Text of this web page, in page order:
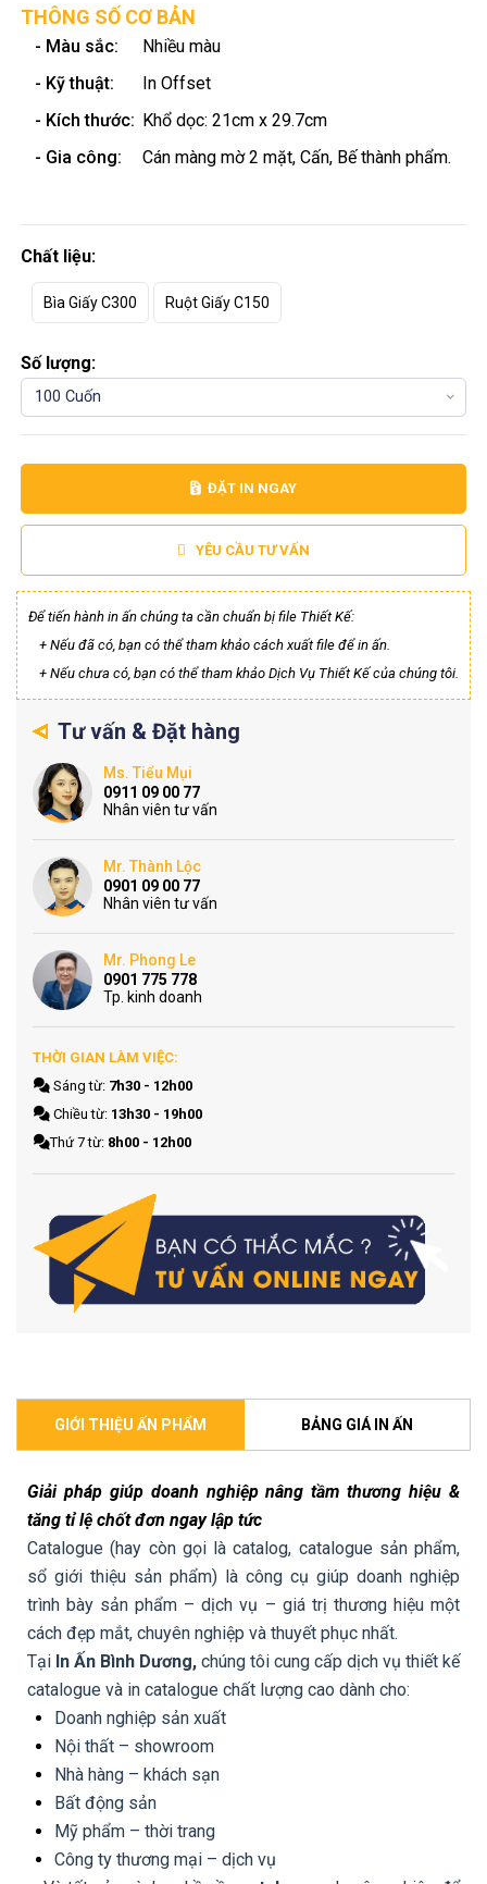
THÔNG SỐ CƠ BẢN
- Màu sắc:
Nhiều màu
- Kỹ thuật:
In Offset
- Kích thước: Khổ dọc: 21cm x 29.7cm
- Gia công:
Cán màng mờ 2 mặt, Cấn, Bế thành phẩm.
Chất liệu:
Bìa Giấy C300 Ruột Giấy C150
Số lượng:
100 Cuốn
ĐẶT IN NGAY
YÊU CẦU TƯ VẤN
Để tiến hành in ấn chúng ta cần chuẩn bị file Thiết Kế:
+ Nếu đã có, bạn có thể tham khảo cách xuất file để in ấn.
+ Nếu chưa có, bạn có thể tham khảo Dịch Vụ Thiết Kế của chúng tôi.
Tư vấn & Đặt hàng
Ms. Tiểu Mụi
0911 09 00 77
Nhân viên tư vấn
Mr. Thành Lộc
0901 09 00 77
Nhân viên tư vấn
Mr. Phong Le
0901 775 778
Tp. kinh doanh
THỜI GIAN LÀM VIỆC:
Sáng từ: 7h30 - 12h00
Chiều từ: 13h30 - 19h00
Thứ 7 từ: 8h00 - 12h00
GIỚI THIỆU ẤN PHẨM BẢNG GIÁ IN ẤN
Giải pháp giúp doanh nghiệp nâng tầm thương hiệu &
tăng tỉ lệ chốt đơn ngay lập tức
Catalogue (hay còn gọi là catalog, catalogue sản phẩm,
sổ giới thiệu sản phẩm) là công cụ giúp doanh nghiệp
trình bày sản phẩm – dịch vụ – giá trị thương hiệu một
cách đẹp mắt, chuyên nghiệp và thuyết phục nhất.
Tại In Ấn Bình Dương, chúng tôi cung cấp dịch vụ thiết kế
catalogue và in catalogue chất lượng cao dành cho:
Doanh nghiệp sản xuất
Nội thất – showroom
Nhà hàng – khách sạn
Bất động sản
Mỹ phẩm – thời trang
Công ty thương mại – dịch vụ